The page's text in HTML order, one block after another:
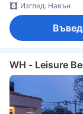
Изглед: Навън
WH - Leisure